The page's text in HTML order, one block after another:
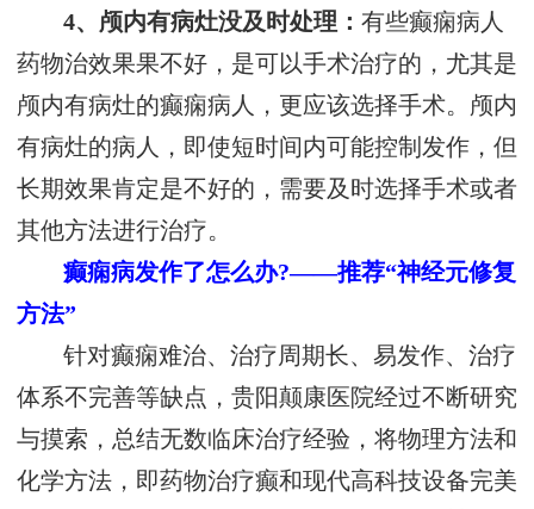
4、颅内有病灶没及时处理：有些癫痫病人
药物治效果果不好，是可以手术治疗的，尤其是
颅内有病灶的癫痫病人，更应该选择手术。颅内
有病灶的病人，即使短时间内可能控制发作，但
长期效果肯定是不好的，需要及时选择手术或者
其他方法进行治疗。
癫痫病发作了怎么办?——推荐“神经元修复
方法”
针对癫痫难治、治疗周期长、易发作、治疗
体系不完善等缺点，贵阳颠康医院经过不断研究
与摸索，总结无数临床治疗经验，将物理方法和
化学方法，即药物治疗癫和现代高科技设备完美